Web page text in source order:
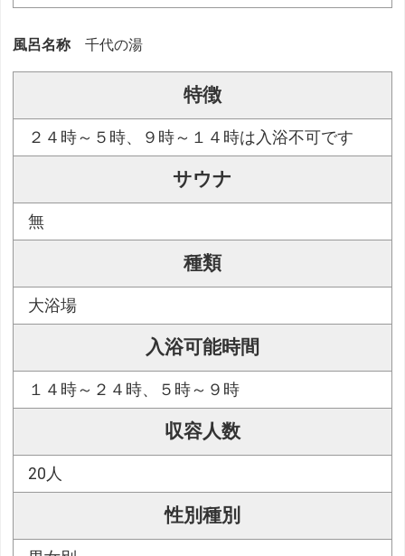
風呂名称 千代の湯
特徴
２４時～５時、９時～１４時は入浴不可です
サウナ
無
種類
大浴場
入浴可能時間
１４時～２４時、５時～９時
収容人数
20人
性別種別